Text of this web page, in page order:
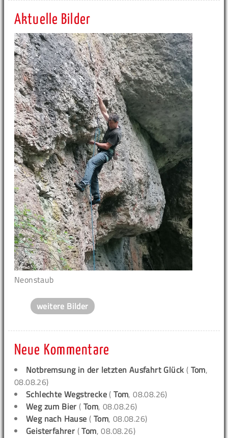
Aktuelle Bilder
Neonstaub
weitere Bilder
Neue Kommentare
Notbremsung in der letzten Ausfahrt Glück ( Tom,
08.08.26)
Schlechte Wegstrecke (Tom, 08.08.26)
Weg zum Bier (Tom, 08.08.26)
Weg nach Hause ( Tom, 08.08.26)
Geisterfahrer (Tom, 08.08.26)